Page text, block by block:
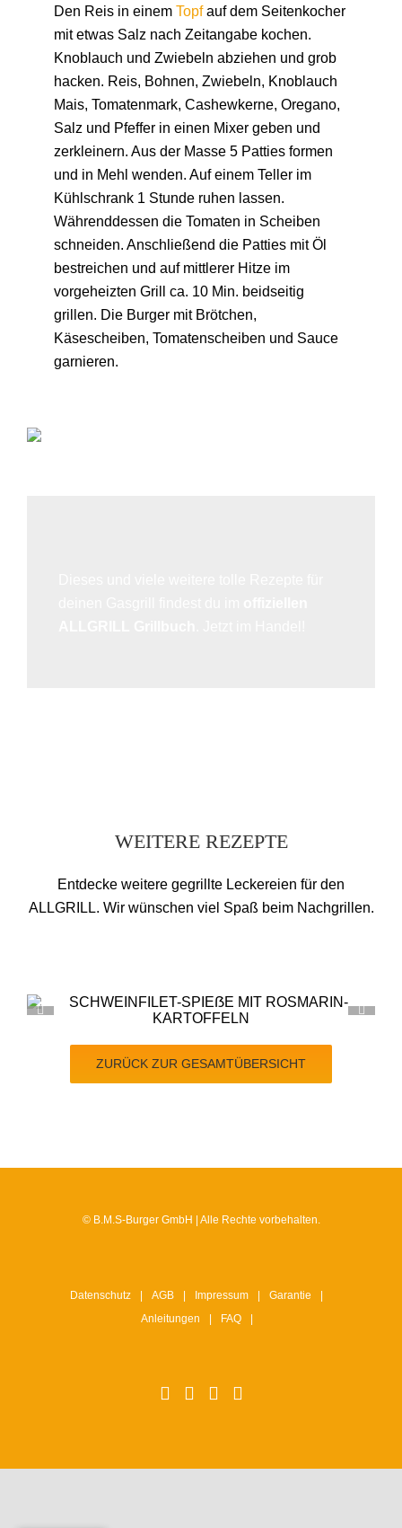
Den Reis in einem Topfauf dem Seitenkocher
mit etwas Salz nach Zeitangabe kochen.
Knoblauch und Zwiebeln abziehen und grob
hacken. Reis, Bohnen, Zwiebeln, Knoblauch
Mais, Tomatenmark, Cashewkerne, Oregano,
Salz und Pfeffer in einen Mixer geben und
zerkleinern. Aus der Masse 5 Patties formen
und in Mehl wenden. Auf einem Teller im
Kühlschrank 1 Stunde ruhen lassen.
Währenddessen die Tomaten in Scheiben
schneiden. Anschließend die Patties mit Öl
bestreichen und auf mittlerer Hitze im
vorgeheizten Grill ca. 10 Min. beidseitig
grillen. Die Burger mit Brötchen,
Käsescheiben, Tomatenscheiben und Sauce
garnieren.
WEITERE REZEPTE
Entdecke weitere gegrillte Leckereien für den
ALLGRILL. Wir wünschen viel Spaß beim Nachgrillen.
ROASTBEEF-STEAK MIT MAIS-
ZURÜCK ZUR GESAMTÜBERSICHT
© B.M.S-Burger GmbH | Alle Rechte vorbehalten.
Datenschutz AGB Impressum
Garantie
Anleitungen
FAQ